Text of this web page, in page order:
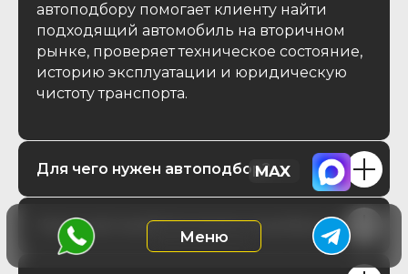
автоподбору помогает клиенту найти
подходящий автомобиль на вторичном
рынке, проверяет техническое состояние,
историю эксплуатации и юридическую
чистоту транспорта.
Для чего нужен автоподбор?
Какие автомобили можно подобрать?